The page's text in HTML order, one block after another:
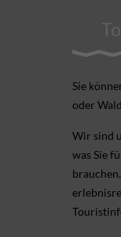
Sie
oder
Wir sind
was Sie